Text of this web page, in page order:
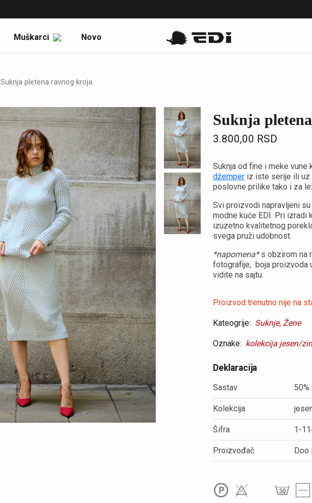
Muškarci Novo
Suknja pletena ravnog kroja
Suknja
3.800,00 RSD
Suknja od fine i meke
džemper iz iste serije ili uz
poslovne prilike tako i za
Svi proizvodi napravljeni
modne kuće EDI. Pri izradi
izuzetno kvalitetnog
svega pruži udobnost.
*napomena*s obzirom na
fotografije, boja proizvoda
vidite na sajtu.
Proizvod trenutno nije na
Kateogrije: Suknje, Žene
Oznake: kolekcija jesen/
Deklaracija
Sastav 50%
Kolekcija
Šifra 1-
Proizvođač Doo